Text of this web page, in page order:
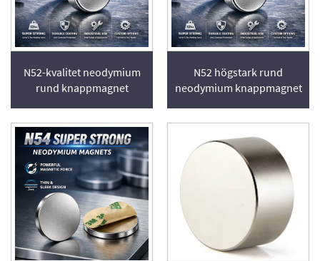
N52-kvalitet neodymium
rund knappmagnet
N52 högstark rund
neodymium knappmagnet